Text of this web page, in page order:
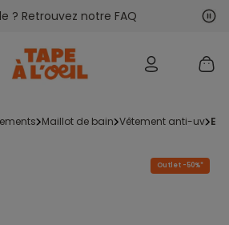
? Retrouvez notre FAQ
maillot de bain vêtement anti-uv
Outlet -50%*